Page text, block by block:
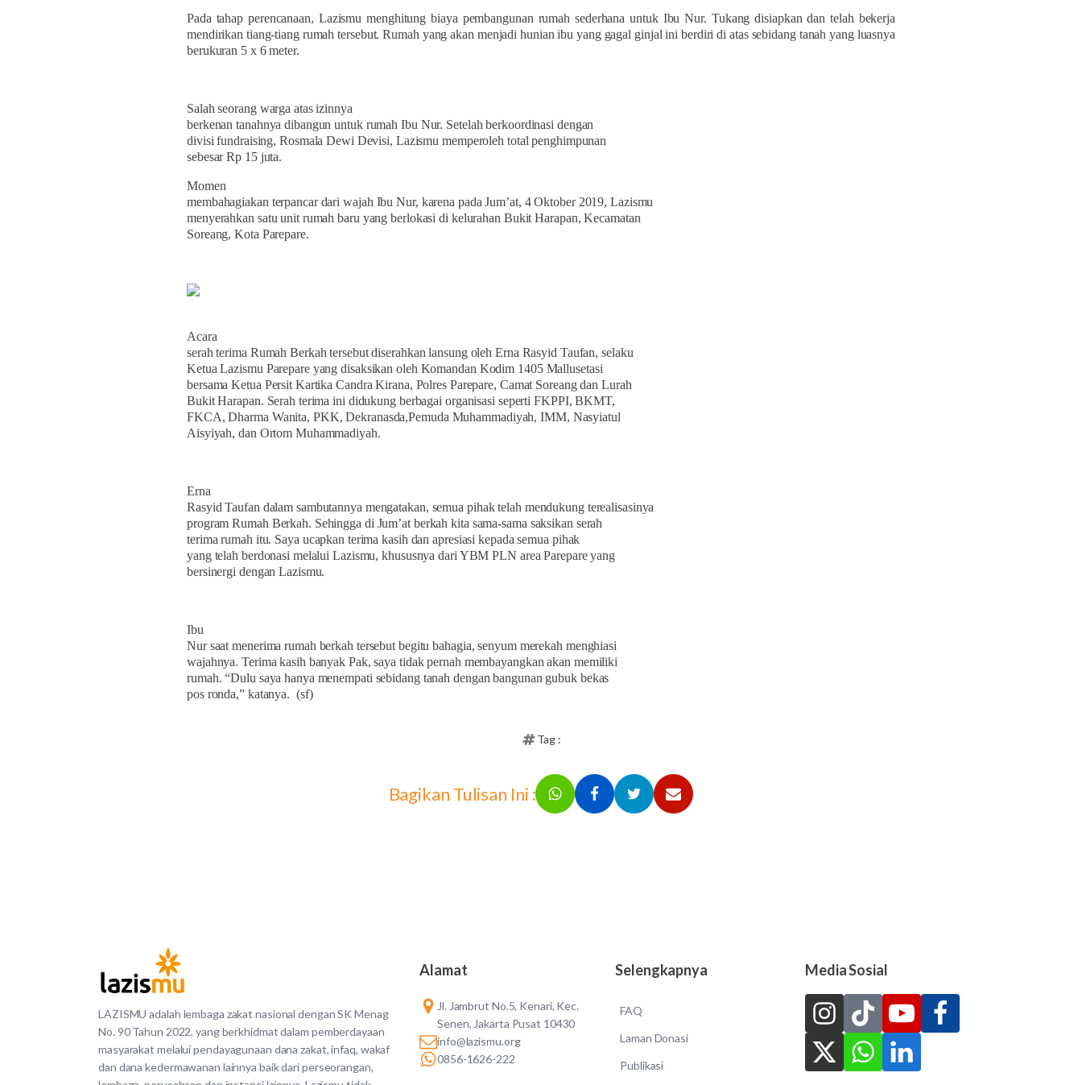
Pada tahap perencanaan, Lazismu menghitung biaya pembangunan rumah sederhana untuk Ibu Nur. Tukang disiapkan dan telah bekerja
mendirikan tiang-tiang rumah tersebut. Rumah yang akan menjadi hunian ibu yang gagal ginjal ini berdiri di atas sebidang tanah yang luasnya
berukuran 5 x 6 meter.
Salah seorang warga atas izinnya
berkenan tanahnya dibangun untuk rumah Ibu Nur. Setelah berkoordinasi dengan
divisi fundraising, Rosmala Dewi Devisi, Lazismu memperoleh total penghimpunan
sebesar Rp 15 juta.
Momen
membahagiakan terpancar dariwajah Ibu Nur, karena pada Jum’at, 4 Oktober 2019, Lazismu
menyerahkan satu unit rumah baru yang berlokasi di kelurahan Bukit Harapan, Kecamatan
Soreang, Kota Parepare.
Acara
serah terima Rumah Berkah tersebut diserahkan lansung oleh Erna Rasyid Taufan, selaku
Ketua Lazismu Parepare yang disaksikan oleh Komandan Kodim 1405 Mallusetasi
bersama Ketua Persit Kartika Candra Kirana, Polres Parepare, Camat Soreang dan Lurah
Bukit Harapan. Serah terima ini didukung berbagai organisasi seperti FKPPI, BKMT,
FKCA, Dharma Wanita, PKK, Dekranasda,Pemuda Muhammadiyah, IMM, Nasyiatul
Aisyiyah, dan Ortom Muhammadiyah.
Erna
Rasyid Taufan dalam sambutannya mengatakan, semua pihak telah mendukung terealisasinya
program Rumah Berkah. Sehingga di Jum’at berkah kita sama-sama saksikan serah
terima rumah itu. Saya ucapkan terima kasih dan apresiasi kepada semua pihak
yang telah berdonasi melalui Lazismu, khususnya dari YBM PLN area Parepare yang
bersinergi dengan Lazismu.
Ibu
Nur saat menerima rumah berkah tersebut begitu bahagia, senyum merekah menghiasi
wajahnya. Terima kasih banyak Pak, saya tidak pernah membayangkan akan memiliki
rumah. “Dulu saya hanya menempati sebidang tanah dengan bangunan gubuk bekas
pos ronda,” katanya. (sf)
Tag :
Bagikan Tulisan Ini :
LAZISMU adalah lembaga zakat nasional dengan SK Menag
No. 90 Tahun 2022, yang berkhidmat dalam pemberdayaan
masyarakat melalui pendayagunaan dana zakat, infaq, wakaf
dan dana kedermawanan lainnya baik dari perseorangan,
Alamat
Jl. Jambrut No.5, Kenari, Kec.
Senen, Jakarta Pusat 10430
info@lazismu.org
0856-1626-222
Selengkapnya
FAQ
Laman Donasi
Publikasi
Media Sosial